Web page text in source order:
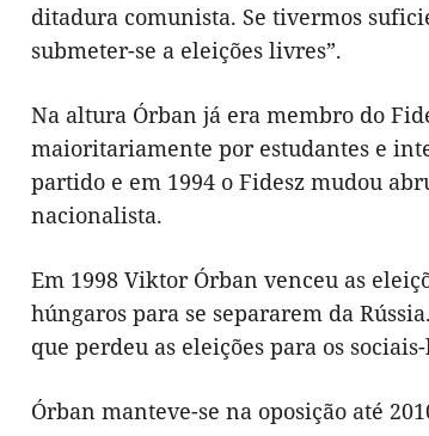
ditadura comunista. Se tivermos
submeter-se a eleições livres”.
Na altura Órban já era membro do
maioritariamente por estudantes e
partido e em 1994 o Fidesz mudou
nacionalista.
Em 1998 Viktor Órban venceu as
húngaros para se separarem da
que perdeu as eleições para os
Órban manteve-se na oposição até